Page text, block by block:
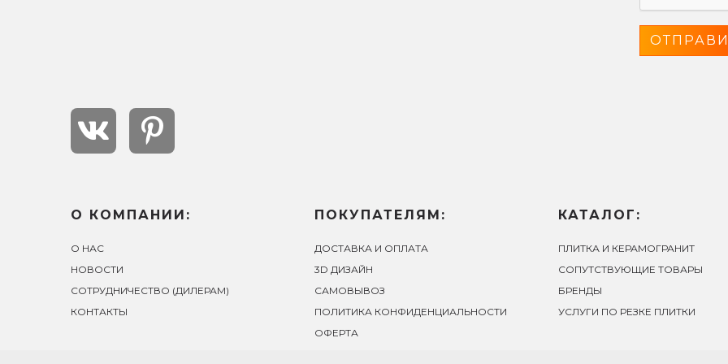
О КОМПАНИИ:
О НАС
НОВОСТИ
СОТРУДНИЧЕСТВО (ДИЛЕРАМ)
КОНТАКТЫ
ПОКУПАТЕЛЯМ:
ДОСТАВКА И ОПЛАТА
3D ДИЗАЙН
САМОВЫВОЗ
ПОЛИТИКА КОНФИДЕНЦИАЛЬНОСТИ
ОФЕРТА
КАТАЛОГ:
ПЛИТКА И КЕРАМОГРАНИТ
СОПУТСТВУЮЩИЕ ТОВАРЫ
БРЕНДЫ
УСЛУГИ ПО РЕЗКЕ ПЛИТКИ